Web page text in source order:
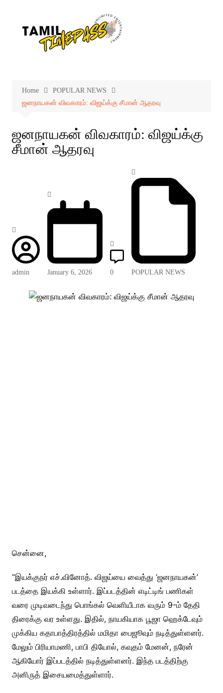
Home
POPULAR NEWS
ஜனநாயகன் விவகாரம்: விஜய்க்கு சீமான் ஆதரவு
ஜனநாயகன் விவகாரம்: விஜய்க்கு
சீமான் ஆதரவு
admin January 6, 2026 0 POPULAR NEWS
சென்னை,
“இயக்குநர் எச்.வினோத். விஜய்யை வைத்து ‘ஜனநாயகன்’
படத்தை இயக்கி உள்ளார். இப்படத்தின் எடிட்டிங் பணிகள்
வரை முடிவடைந்து பொங்கல் வெளியீடாக வரும் 9-ம் தேதி
திரைக்கு வர உள்ளது. இதில், நாயகியாக பூஜா ஹெக்டேவும்
முக்கிய கதாபாத்திரத்தில் மமிதா பைஜூவும் நடித்துள்ளனர்.
மேலும் பிரியாமணி, பாபி தியோல், கவுதம் மேனன், நரேன்
ஆகியோர் இப்படத்தில் நடித்துள்ளனர். இந்த படத்திற்கு
அனிருத் இசையமைத்துள்ளார்.